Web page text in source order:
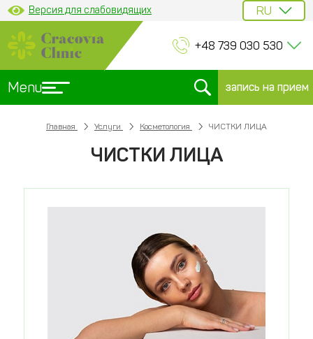
Версия для слабовидящих
+48 739 030 530
Menu запись на прием
Главная Услуги Косметология ЧИСТКИ ЛИЦА
ЧИСТКИ ЛИЦА